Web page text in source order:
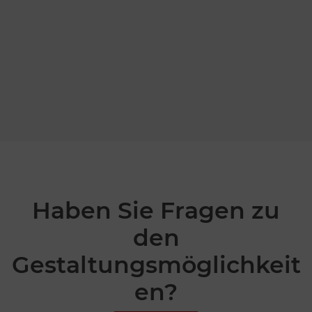
Haben Sie Fragen zu
den
Gestaltungsmöglichkeit
en?